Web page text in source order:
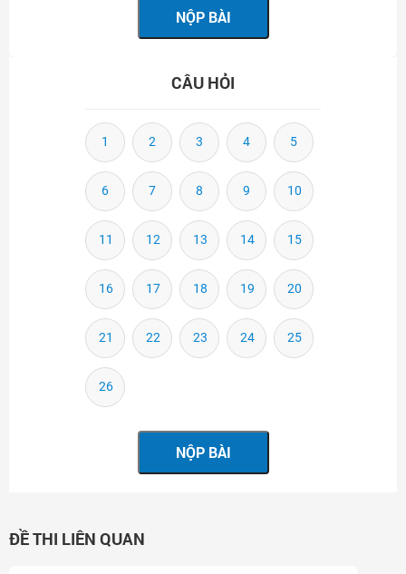
CÂU HỎI
1 2 3 4 5
6 7 8 9 10
11 12 13 14 15
16 17 18 19 20
21 22 23 24 25
26
ĐỀ THI LIÊN QUAN